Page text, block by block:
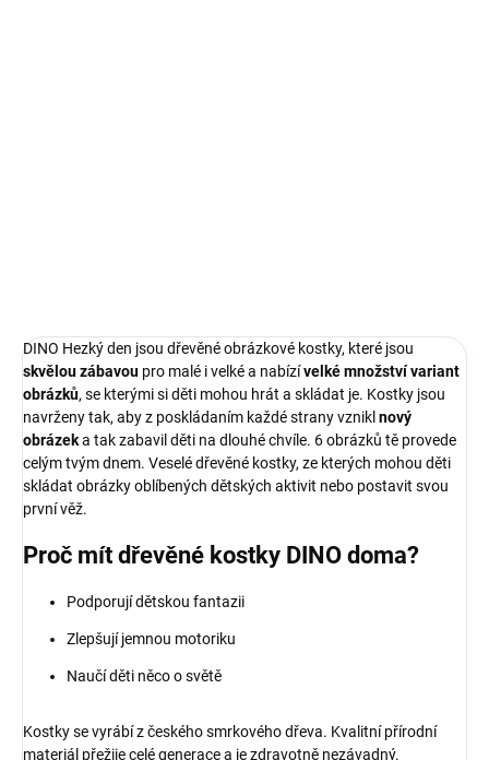
DINO Hezký den jsou dřevěné obrázkové kostky, které jsou
skvělou zábavou pro malé i velké a nabízívelké množství variant
obrázků, se kterými si děti mohou hrát a skládat je. Kostky jsou
navrženy tak, aby z poskládaním každé strany vznikl nový
obrázeka tak zabavil děti na dlouhé chvíle. 6 obrázků tě provede
celým tvým dnem. Veselé dřevěné kostky, ze kterých mohou děti
skládat obrázky oblíbených dětských aktivit nebo postavit svou
první věž.
Proč mít dřevěné kostky DINO doma?
Podporují dětskou fantazii
Zlepšují jemnou motoriku
Naučí děti něco o světě
Kostky se vyrábí z českého smrkového dřeva. Kvalitní přírodní
materiál přežije celé generace a je zdravotně nezávadný.